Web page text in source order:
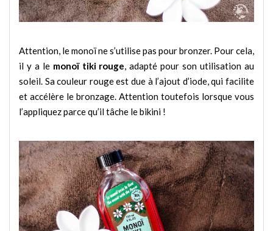
Attention, le monoï ne s’utilise pas pour bronzer. Pour cela,
il y a lemonoï tiki rouge, adapté pour son utilisation au
soleil. Sa couleur rouge est due à l’ajout d’iode, qui facilite
et accélère le bronzage. Attention toutefois lorsque vous
l’appliquez parce qu’il tâche le bikini !